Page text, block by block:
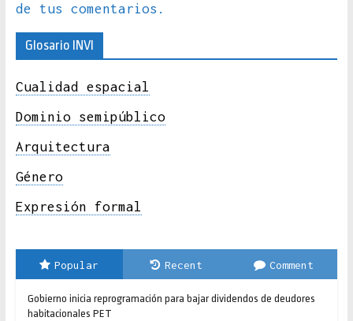
de tus comentarios.
Glosario INVI
Cualidad espacial
Dominio semipúblico
Arquitectura
Género
Expresión formal
Popular Recent Comment
Gobierno inicia reprogramación para bajar dividendos de deudores
habitacionales PET